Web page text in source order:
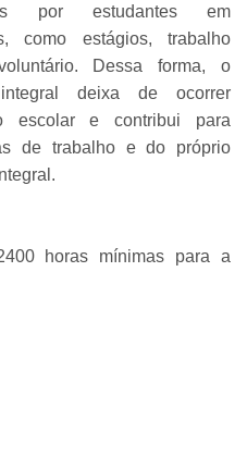
por estudantes em
como estágios, trabalho
Dessa forma, o
deixa de ocorrer
escolar e contribui para
de trabalho e do próprio
horas mínimas para a